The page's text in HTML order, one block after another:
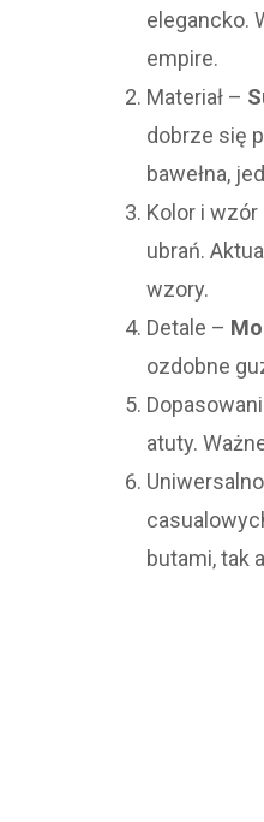
elegancko.
empire.
Materiał –
dobrze się
bawełna,
Kolor i
ubrań.
wzory.
Detale –
ozdobne
atuty.
butami, tak